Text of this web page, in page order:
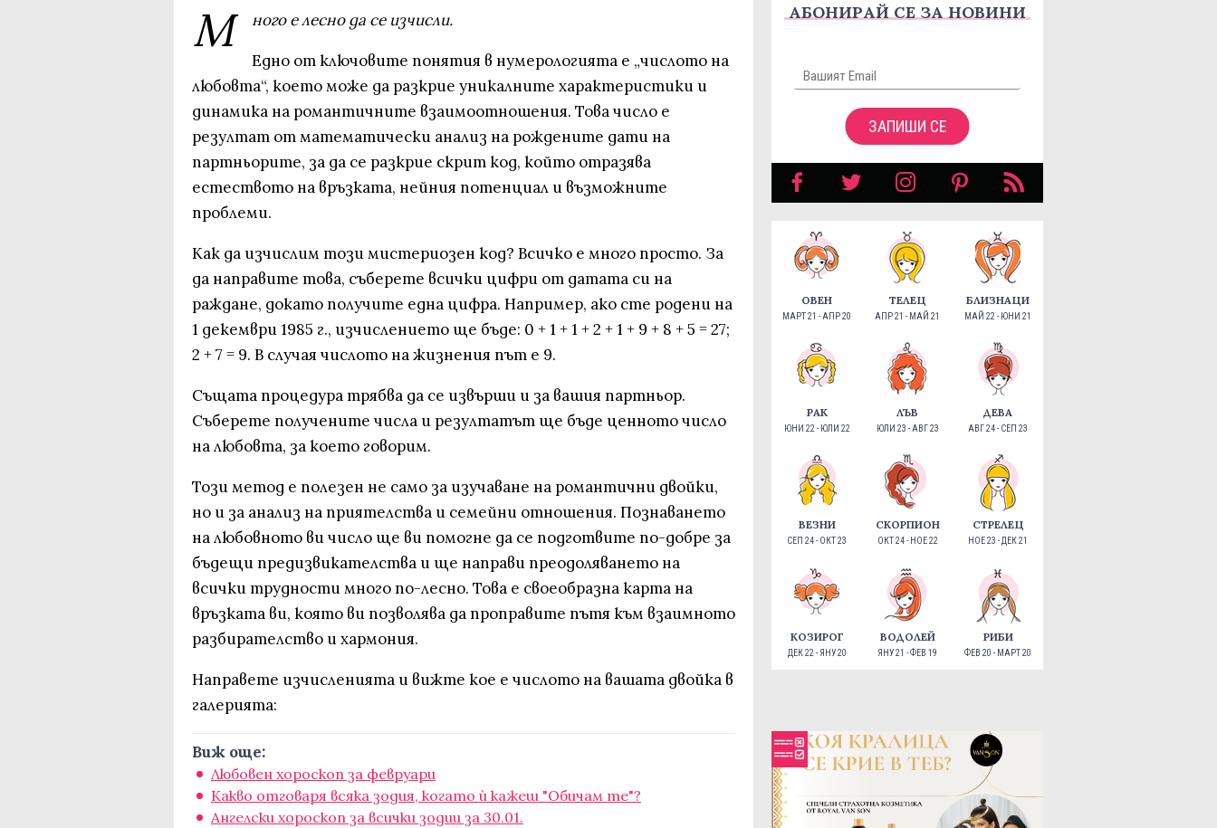
М ного е лесно да се изчисли.
Едно от ключовите понятия в нумерологията е „числото на
любовта“, което може да разкрие уникалните характеристики и
динамика на романтичните взаимоотношения. Това число е
резултат от математически анализ на рождените дати на
партньорите, за да се разкрие скрит код, който отразява
естеството на връзката, нейния потенциал и възможните
проблеми.
Как да изчислим този мистериозен код? Всичко е много просто. За
да направите това, съберете всички цифри от датата си на
раждане, докато получите една цифра. Например, ако сте родени на
1 декември 1985 г., изчислението ще бъде: 0 + 1 + 1 + 2 + 1 + 9 + 8 + 5 = 27;
2 + 7 = 9. В случая числото на жизнения път е 9.
Същата процедура трябва да се извърши и за вашия партньор.
Съберете получените числа и резултатът ще бъде ценното число
на любовта, за което говорим.
Този метод е полезен не само за изучаване на романтични двойки,
но и за анализ на приятелства и семейни отношения. Познаването
на любовното ви число ще ви помогне да се подготвите по-добре за
бъдещи предизвикателства и ще направи преодоляването на
всички трудности много по-лесно. Това е своеобразна карта на
връзката ви, която ви позволява да проправите пътя към взаимното
разбирателство и хармония.
Направете изчисленията и вижте кое е числото на вашата двойка в
галерията:
Виж още:
Любовен хороскоп за февруари
Какво отговаря всяка зодия, когато ѝ кажеш "Обичам те"?
Ангелски хороскоп за всички зодии за 30.01.
АБОНИРАЙ СЕ ЗА НОВИНИ
ЗАПИШИ СЕ
ОВЕН
МАРТ 21 - АПР 20
ТЕЛЕЦ
АПР 21 - МАЙ 21
БЛИЗНАЦИ
МАЙ 22 - ЮНИ 21
РАК
ЮНИ 22 - ЮЛИ 22
ЛЪВ
ЮЛИ 23 - АВГ 23
ДЕВА
АВГ 24 - СЕП 23
ВЕЗНИ
СЕП 24 - ОКТ 23
СКОРПИОН
ОКТ 24 - НОЕ 22
СТРЕЛЕЦ
НОЕ 23 - ДЕК 21
КОЗИРОГ
ДЕК 22 - ЯНУ 20
ВОДОЛЕЙ
ЯНУ 21 - ФЕВ 19
РИБИ
ФЕВ 20 - МАРТ 20